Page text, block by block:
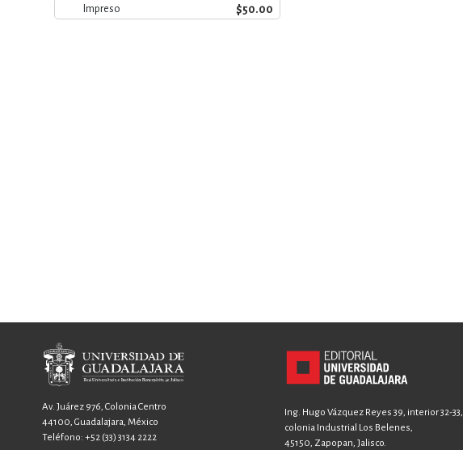
Impreso $50.00
Av. Juárez 976, Colonia Centro
44100, Guadalajara, México
Teléfono: +52 (33) 3134 2222
Ing. Hugo Vázquez Reyes 39, interior 32-33,
colonia Industrial Los Belenes,
45150, Zapopan, Jalisco.